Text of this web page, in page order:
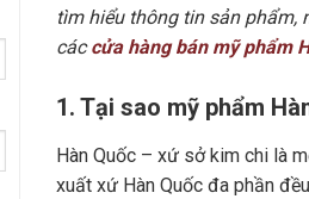
tìm hiểu thông tin sản phẩm,
cáccửa hàng bán mỹ phẩm
1. Tại sao mỹ phẩm
Hàn Quốc – xứ sở kim chi là
xuất xứ Hàn Quốc đa phần